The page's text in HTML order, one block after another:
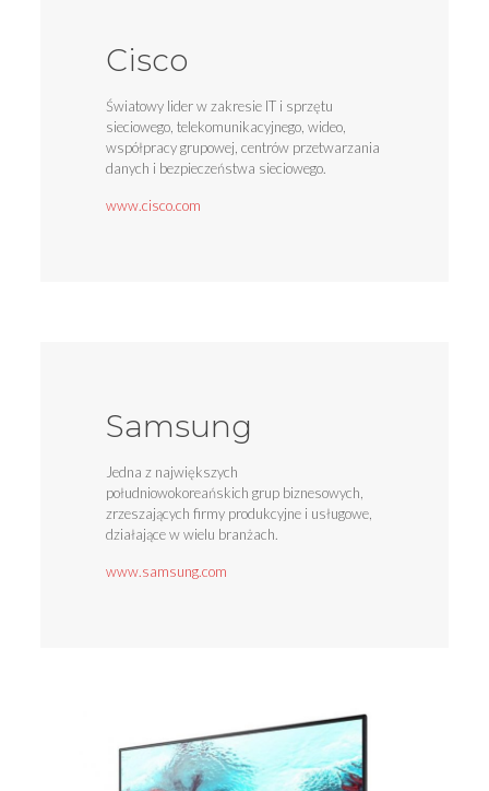
Cisco
Światowy lider w zakresie IT i sprzętu
sieciowego, telekomunikacyjnego, wideo,
współpracy grupowej, centrów przetwarzania
danych i bezpieczeństwa sieciowego.
www.cisco.com
Samsung
Jedna z największych
południowokoreańskich grup biznesowych,
zrzeszających firmy produkcyjne i usługowe,
działające w wielu branżach.
www.samsung.com